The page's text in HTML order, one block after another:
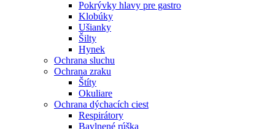
Pokrývky hlavy pre gastro
Klobúky
Ušianky
Šilty
Hynek
Ochrana sluchu
Ochrana zraku
Štíty
Okuliare
Ochrana dýchacích ciest
Respirátory
Bavlnené rúška